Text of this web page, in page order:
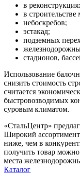
в
в
небоскребов;
эстакад;
подземных
стадионов,
Использование
снизить стоимость
считается
быстровозводимых
суровым климатом.
«СтальЦентр»
Широкий
ниже, чем в
получить товар можно
места
Каталог